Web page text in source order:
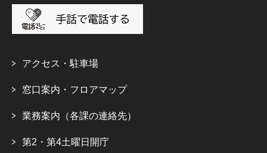
アクセス・駐車場
窓口案内・フロアマップ
業務案内（各課の連絡先）
第2・第4土曜日開庁